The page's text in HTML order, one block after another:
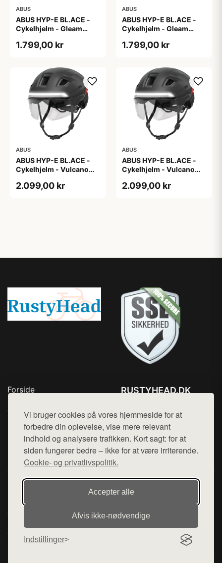
Vi bruger cookies på vores hjemmeside for at
forbedre din oplevelse, vise mere relevant
indhold og analysere trafikken. Kort sagt: for at
siden fungerer bedre – ikke for at være irriterende.
Cookie- og privatlivspolitik.
Accepter alle
Afvis ikke‑nødvendige
Indstillinger
ABUS
ABUS HYP-E BL.ACE -
Cykelhjelm - Gleam
1.799,00 kr
ABUS
ABUS HYP-E BL.ACE -
Cykelhjelm - Gleam
1.799,00 kr
ABUS
ABUS HYP-E BL.ACE -
Cykelhjelm - Vulcano
2.099,00 kr
ABUS
ABUS HYP-E BL.ACE -
Cykelhjelm - Vulcano
2.099,00 kr
Forside
Top Rabatter
Kontakt
RUSTYHEAD.DK
Mail: hej@want.dk
Cookie- og privatlivspolitik
Denne side er en del af want.dk, der udgiver en række
hjemmesider med præsentation af forskellige produkter fra
diverse webshops. Der sælges ikke varer fra denne side - vi
varerne på lager.